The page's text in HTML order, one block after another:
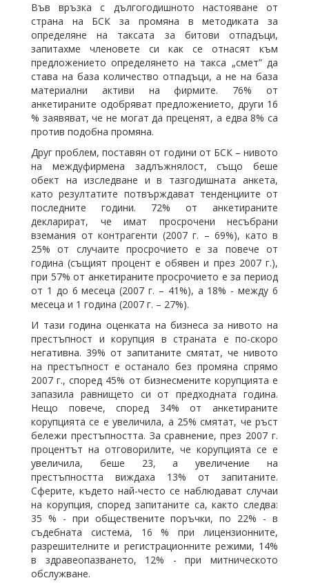
Във връзка с дългогодишното настояване от
страна на БСК за промяна в методиката за
определяне на таксата за битови отпадъци,
запитахме членовете си как се отнасят към
предложението определянето на такса „смет” да
става на база количество отпадъци, а не на база
материални активи на фирмите. 76% от
анкетираните одобряват предложението, други 16
% заявяват, че не могат да преценят, а едва 8% са
против подобна промяна.
Друг проблем, поставян от години от БСК – нивото
на междуфирмена задлъжнялост, също беше
обект на изследване и в тазгодишната анкета,
като резултатите потвърждават тенденциите от
последните години. 72% от анкетираните
декларират, че имат просрочени несъбрани
вземания от контрагенти (2007 г. – 69%), като в
25% от случаите просрочието е за повече от
година (същият процент е обявен и през 2007 г.),
при 57% от анкетираните просрочието е за период
от 1 до 6 месеца (2007 г. – 41%), а 18% - между 6
месеца и 1 година (2007 г. – 27%).
И тази година оценката на бизнеса за нивото на
престъпност и корупция в страната е по-скоро
негативна. 39% от запитаните смятат, че нивото
на престъпност е останало без промяна спрямо
2007 г., според 45% от бизнесмените корупцията е
запазила равнището си от предходната година.
Нещо повече, според 34% от анкетираните
корупцията се е увеличила, а 25% смятат, че ръст
бележи престъпността. За сравнение, през 2007 г.
процентът на отговорилите, че корупцията се е
увеличила, беше 23, а увеличение на
престъпността виждаха 13% от запитаните.
Сферите, където най-често се наблюдават случаи
на корупция, според запитаните са, както следва:
35 % - при обществените поръчки, по 22% - в
съдебната система, 16 % при лицензионните,
разрешителните и регистрационните режими, 14%
в здравеопазването, 12% - при митническото
обслужване.